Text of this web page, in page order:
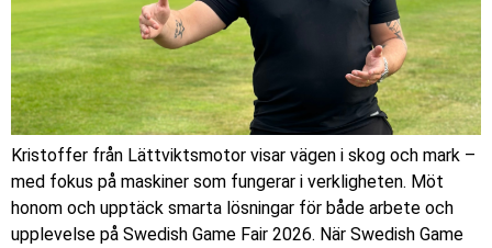
Kristoffer från Lättviktsmotor visar vägen i skog och mark –
med fokus på maskiner som fungerar i verkligheten. Möt
honom och upptäck smarta lösningar för både arbete och
upplevelse på Swedish Game Fair 2026. När Swedish Game